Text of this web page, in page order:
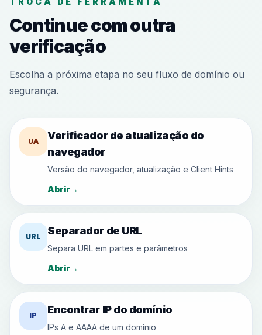
Continue com outra
verificação
Escolha a próxima etapa no seu fluxo de domínio ou
segurança.
UA
Verificador de atualização do
navegador
Versão do navegador, atualização e Client Hints
Abrir→
URL Separador de URL
Separa URL em partes e parâmetros
Abrir→
IP Encontrar IP do domínio
IPs A e AAAA de um domínio